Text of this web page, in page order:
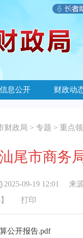
息公开 财政动
财政局 > 专题 > 重点
尾市商务
2025-09-19 12:01
来
】 打印
公开报告.pdf